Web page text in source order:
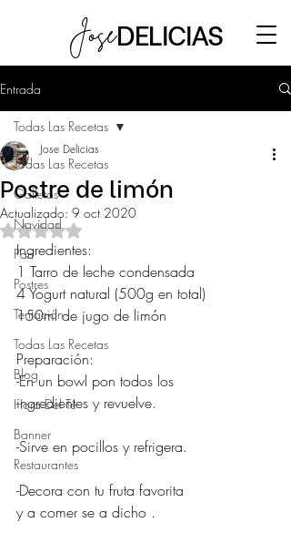
JoseDELICIAS
Entrada
Todas Las Recetas
Galletas
Navidad
Pan
Postres
Tentación
Todas Las Recetas
Blog
Hora Del Té
Banner
Restaurantes
Todas Las Recetas
Postre de limón
Jose Delicias
Actualizado: 9 oct 2020
Obtuvo NaN de 5 estrellas.
Ingredientes:
1 Tarro de leche condensada
4 Yogurt natural (500g en total)
150ml de jugo de limón
Preparación:
-En un bowl pon todos los
ingredientes y revuelve.
-Sirve en pocillos y refrigera.
-Decora con tu fruta favorita
y a comer se a dicho .